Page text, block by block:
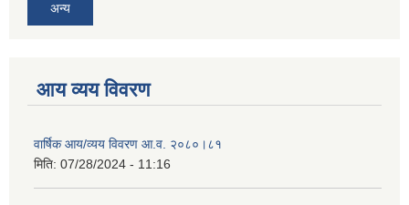
अन्य
आय व्यय विवरण
वार्षिक आय/व्यय विवरण आ.व. २०८०।८१
मिति: 07/28/2024 - 11:16